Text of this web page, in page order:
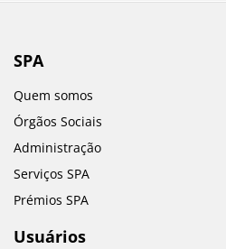
SPA
Quem somos
Órgãos Sociais
Administração
Serviços SPA
Prémios SPA
Usuários